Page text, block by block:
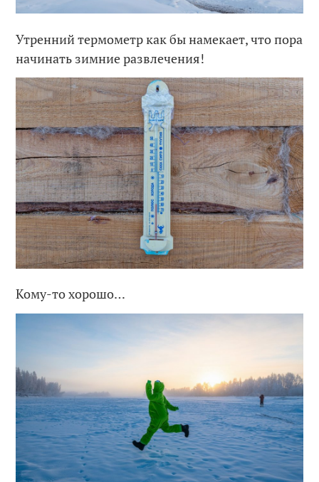
Утренний термометр как бы намекает, что пора
начинать зимние развлечения!
Кому-то хорошо…